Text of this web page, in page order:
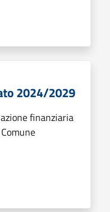
2024/2029
finanziaria